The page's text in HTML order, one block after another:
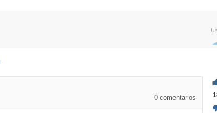
0 comentarios